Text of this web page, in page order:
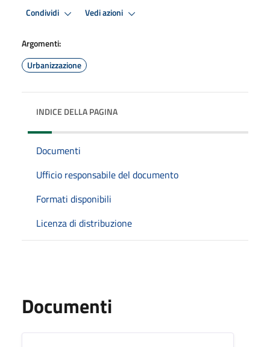
Condividi Vedi azioni
Argomenti:
Urbanizzazione
INDICE DELLA PAGINA
Documenti
Ufficio responsabile del documento
Formati disponibili
Licenza di distribuzione
Documenti